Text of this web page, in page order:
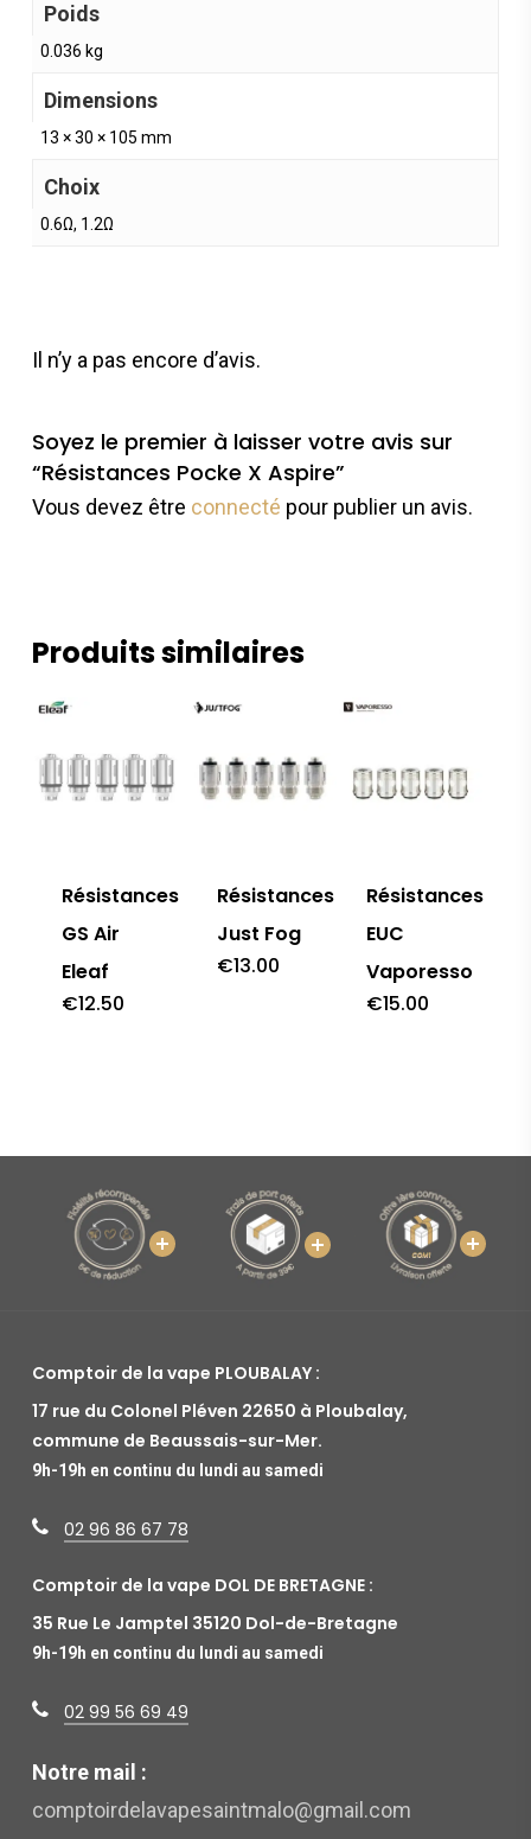
Poids
0.036 kg
Dimensions
13 × 30 × 105 mm
Choix
0.6Ω, 1.2Ω
Il n’y a pas encore d’avis.
Soyez le premier à laisser votre avis sur
“Résistances Pocke X Aspire”
Vous devez être connecté pour publier un avis.
Produits similaires
Résistances
GS Air
Eleaf
€12.50
Résistances
Just Fog
€13.00
Résistances
EUC
Vaporesso
€15.00
Comptoir de la vape PLOUBALAY :
17 rue du Colonel Pléven 22650 à Ploubalay,
commune de Beaussais-sur-Mer.
9h-19h en continu du lundi au samedi
02 96 86 67 78
Comptoir de la vape DOL DE BRETAGNE :
35 Rue Le Jamptel 35120 Dol-de-Bretagne
9h-19h en continu du lundi au samedi
02 99 56 69 49
Notre mail :
comptoirdelavapesaintmalo@gmail.com